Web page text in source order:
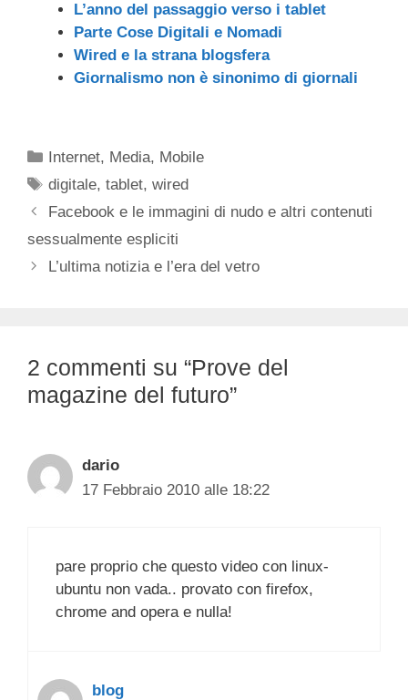
L’anno del passaggio verso i tablet
Parte Cose Digitali e Nomadi
Wired e la strana blogsfera
Giornalismo non è sinonimo di giornali
Categorie
Internet, Media, Mobile
Tag
digitale,tablet,wired
Facebook e le immagini di nudo e altri contenuti
sessualmente espliciti
L’ultima notizia e l’era del vetro
2 commenti su “Prove del
magazine del futuro”
dario
17 Febbraio 2010 alle 18:22
pare proprio che questo video con linux-
ubuntu non vada.. provato con firefox,
chrome and opera e nulla!
blog